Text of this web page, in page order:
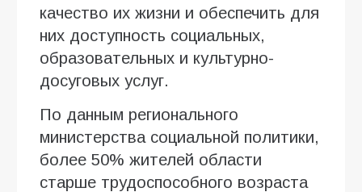
качество их жизни и обеспечить для
них доступность социальных,
образовательных и культурно-
досуговых услуг.
По данным регионального
министерства социальной политики,
более 50% жителей области
старше трудоспособного возраста